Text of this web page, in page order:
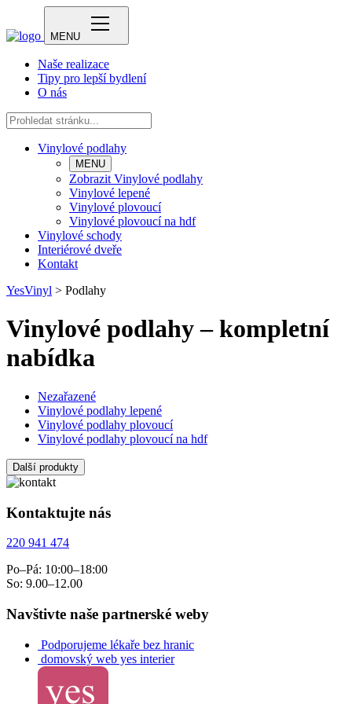
MENU
Naše realizace
Tipy pro lepší bydlení
O nás
Vinylové podlahy
MENU
Zobrazit Vinylové podlahy
Vinylové lepené
Vinylové plovoucí
Vinylové plovoucí na hdf
Vinylové schody
Interiérové dveře
Kontakt
YesVinyl > Podlahy
Vinylové podlahy – kompletní
nabídka
Nezařazené
Vinylové podlahy lepené
Vinylové podlahy plovoucí
Vinylové podlahy plovoucí na hdf
Další produkty
Kontaktujte nás
220 941 474
Po–Pá: 10:00–18:00
So: 9.00–12.00
Navštivte naše partnerské weby
Podporujeme lékaře bez hranic
domovský web yes interier